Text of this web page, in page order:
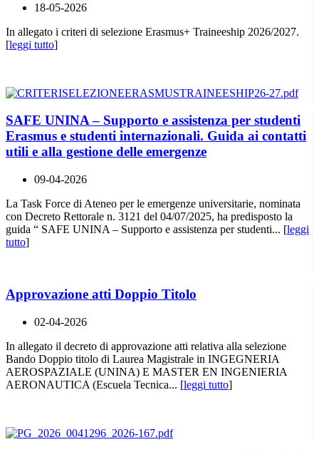
18-05-2026
In allegato i criteri di selezione Erasmus+ Traineeship 2026/2027.
[leggi tutto]
SAFE UNINA – Supporto e assistenza per studenti
Erasmus e studenti internazionali. Guida ai contatti
utili e alla gestione delle emergenze
09-04-2026
La Task Force di Ateneo per le emergenze universitarie, nominata
con Decreto Rettorale n. 3121 del 04/07/2025, ha predisposto la
guida “ SAFE UNINA – Supporto e assistenza per studenti... [leggi
tutto]
Approvazione atti Doppio Titolo
02-04-2026
In allegato il decreto di approvazione atti relativa alla selezione
Bando Doppio titolo di Laurea Magistrale in INGEGNERIA
AEROSPAZIALE (UNINA) E MASTER EN INGENIERIA
AERONAUTICA (Escuela Tecnica... [leggi tutto]